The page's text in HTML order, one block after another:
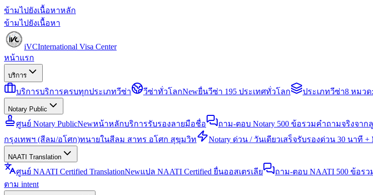
ข้ามไปยังเนื้อหาหลัก
ข้ามไปยังเนื้อหา
iVCInternational Visa Center
หน้าแรก
บริการ
บริการบริการครบทุกประเภทวีซ่า วีซ่าทั่วโลกNewยื่นวีซ่า 195 ประเทศทั่วโลก ประเภทวีซ่า8 หมวด:
Notary Public
ศูนย์ Notary PublicNewหน้าหลักบริการรับรองลายมือชื่อ ถาม-ตอบ Notary 500 ข้อรวมคำถามจริงจาก
กรุงเทพฯ (สีลม/อโศก)ทนายในสีลม สาทร อโศก สุขุมวิท Notary ด่วน / วันเดียวเสร็จรับรองด่วน 30 นาที +
NAATI Translation
ศูนย์ NAATI Certified TranslationNewแปล NAATI Certified ยื่นออสเตรเลีย ถาม-ตอบ NAATI 500 ข้อรว
ตาม intent